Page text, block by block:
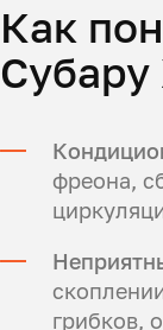
Как
Субару
фреона,
грибков,